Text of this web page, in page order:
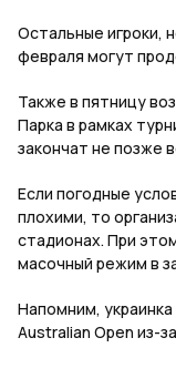
Остальные игроки,
февраля могут
Также в пятницу
Парка в рамках
закончат не позже
Если погодные
плохими, то
стадионах. При
масочный режим в
Напомним, украинка
Australian Open из-